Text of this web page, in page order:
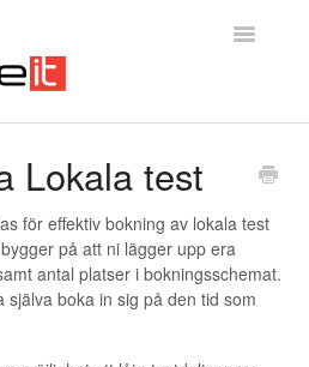
Toggle
oss
Lokala test
för effektiv bokning av lokala test
på att ni lägger upp era
antal platser i bokningsschemat.
boka in sig på den tid som